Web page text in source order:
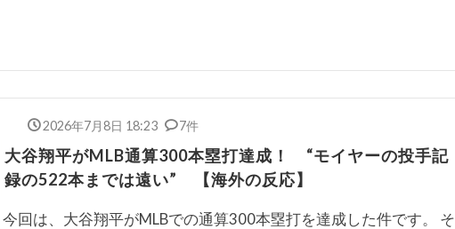
2026年7月8日 18:23 7件
大谷翔平がMLB通算300本塁打達成！ “モイヤーの投手記
録の522本までは遠い” 【海外の反応】
今回は、大谷翔平がMLBでの通算300本塁打を達成した件です。 そ